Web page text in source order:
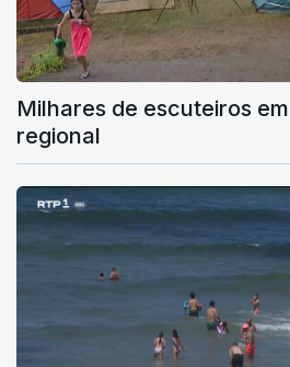
Milhares de escuteiros
regional